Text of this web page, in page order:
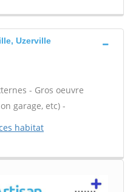
Uzerville
- Gros oeuvre
garage, etc) -
habitat